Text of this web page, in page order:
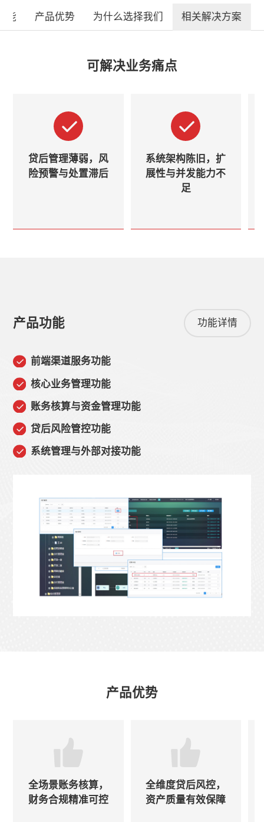
能 产品优势 为什么选择我们 相关解决方案
可解决业务痛点
贷后管理薄弱，风
险预警与处置滞后
系统架构陈旧，扩
展性与并发能力不
足
产品功能 功能详情
前端渠道服务功能
核心业务管理功能
账务核算与资金管理功能
贷后风险管控功能
系统管理与外部对接功能
产品优势
全场景账务核算，
财务合规精准可控
全维度贷后风控，
资产质量有效保障